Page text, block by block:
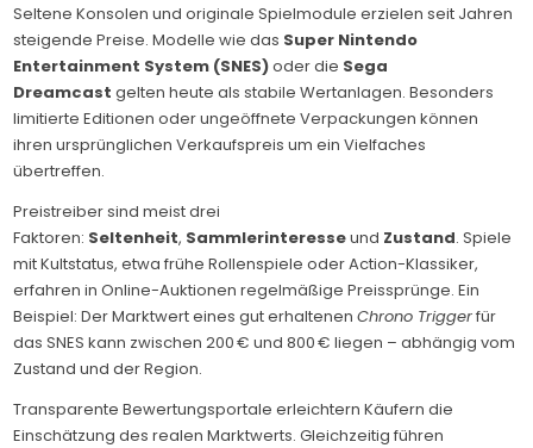
Seltene Konsolen und originale Spielmodule erzielen seit Jahren
steigende Preise. Modelle wie das Super Nintendo
Entertainment System (SNES)oder die Sega
Dreamcast gelten heute als stabile Wertanlagen. Besonders
limitierte Editionen oder ungeöffnete Verpackungen können
ihren ursprünglichen Verkaufspreis um ein Vielfaches
übertreffen.
Preistreiber sind meist drei
Faktoren: Seltenheit, Sammlerinteresseund Zustand. Spiele
mit Kultstatus, etwa frühe Rollenspiele oder Action-Klassiker,
erfahren in Online-Auktionen regelmäßige Preissprünge. Ein
Beispiel: Der Marktwert eines gut erhaltenenChrono Triggerfür
das SNES kann zwischen 200 € und 800 € liegen – abhängig vom
Zustand und der Region.
Transparente Bewertungsportale erleichtern Käufern die
Einschätzung des realen Marktwerts. Gleichzeitig führen